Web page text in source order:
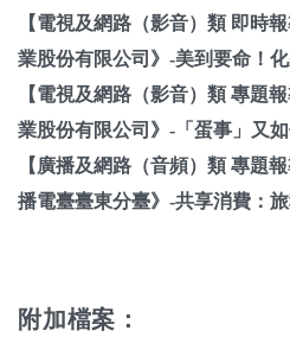
【電視及網路（影音）類 即時
業股份有限公司》-美到要命！化
【電視及網路（影音）類 專題
業股份有限公司》-「蛋事」又如
【廣播及網路（音頻）類 專題
播電臺臺東分臺》-共享消費：
附加檔案：